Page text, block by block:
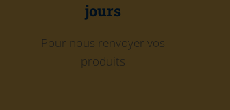
jours
Pour nous renvoyer vos
produits